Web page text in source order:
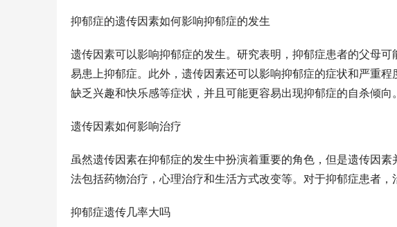
抑郁症的遗传因素如何影响抑郁症的发生
遗传因素可以影响抑郁症的发生。研究表明，抑郁症患者的父母
易患上抑郁症。此外，遗传因素还可以影响抑郁症的症状和严重
缺乏兴趣和快乐感等症状，并且可能更容易出现抑郁症的自杀倾向。
遗传因素如何影响治疗
虽然遗传因素在抑郁症的发生中扮演着重要的角色，但是遗传因
法包括药物治疗，心理治疗和生活方式改变等。对于抑郁症患者，
抑郁症遗传几率大吗